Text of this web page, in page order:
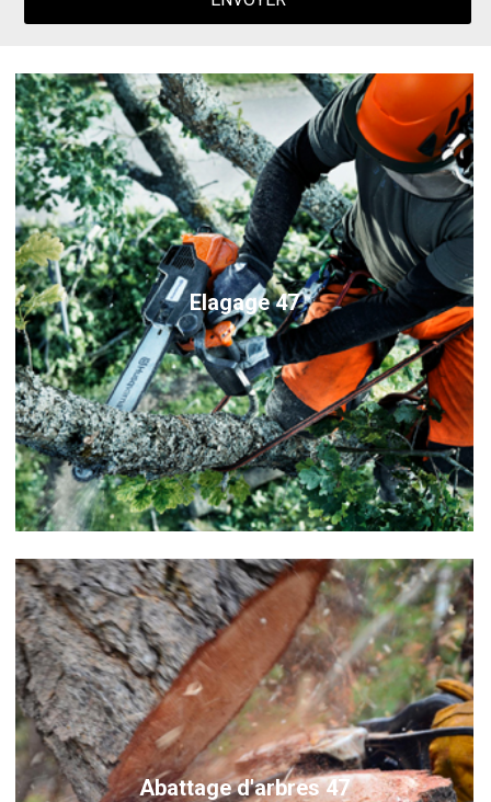
Elagage 47
Abattage d'arbres 47